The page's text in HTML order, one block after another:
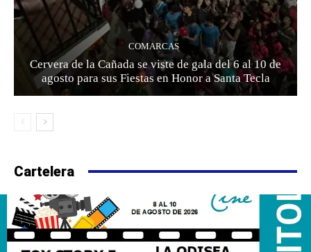
COMARCAS
Cervera de la Cañada se viste de gala del 6 al 10 de
agosto para sus Fiestas en Honor a Santa Tecla
Cartelera